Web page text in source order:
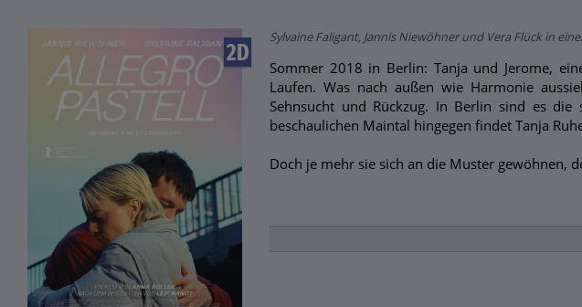
2D
Sylvaine Faligant, Jannis Niewöhner und Vera Flück in
Sommer 2018 in Berlin: Tanja und Jerome,
Laufen. Was nach außen wie Harmonie
Sehnsucht und Rückzug. In Berlin sind es
beschaulichen Maintal hingegen findet Tanja
Doch je mehr sie sich an die Muster gewöhnen,